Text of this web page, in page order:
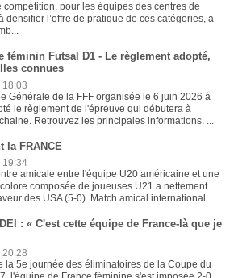
compétition, pour les équipes des centres de
densifier l’offre de pratique de ces catégories, a
féminin Futsal D1 - Le règlement adopté,
connues
18:03
Générale de la FFF organisée le 6 juin 2026 à
le règlement de l'épreuve qui débutera à
Retrouvez les principales informations. ...
la FRANCE
19:34
amicale entre l'équipe U20 américaine et une
composée de joueuses U21 a nettement
des USA (5-0). Match amical international ...
: « C'est cette équipe de France-là que je
20:28
la 5e journée des éliminatoires de la Coupe du